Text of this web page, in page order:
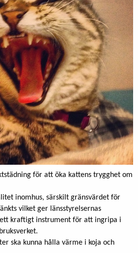
för att öka kattens trygghet om
inomhus, särskilt gränsvärdet för
vilket ger länsstyrelsernas
kraftigt instrument för att ingripa i
ska kunna hålla värme i koja och